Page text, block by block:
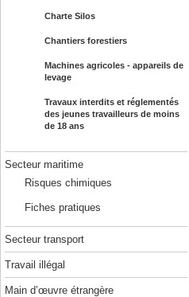
Charte Silos
Chantiers forestiers
Machines agricoles - appareils de
levage
Travaux interdits et réglementés
des jeunes travailleurs de moins
de 18 ans
Secteur maritime
Risques chimiques
Fiches pratiques
Secteur transport
Travail illégal
Main d’œuvre étrangère